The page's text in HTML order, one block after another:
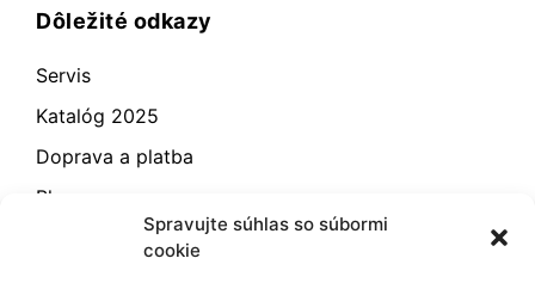
Spravujte súhlas so súbormi
cookie
Dôležité odkazy
Servis
Katalóg 2025
Doprava a platba
Blog